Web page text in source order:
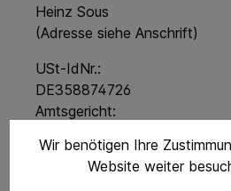
Heinz Sous
(Adresse siehe Anschrift)
USt-IdNr.:
DE358874726
Amtsgericht:
Anschrift
Wir benötigen Ihre
Website weiter